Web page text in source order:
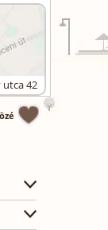
utca 42